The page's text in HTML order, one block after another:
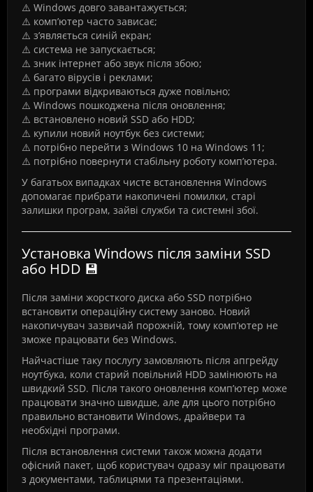
⚠️ Windows довго завантажується;
⚠️ комп’ютер часто зависає;
⚠️ з’являється синій екран;
⚠️ система не запускається;
⚠️ зник інтернет або звук після збою;
⚠️ багато вірусів і реклами;
⚠️ програми відкриваються дуже повільно;
⚠️ Windows пошкоджена після оновлення;
⚠️ встановлено новий SSD або HDD;
⚠️ купили новий ноутбук без системи;
⚠️ потрібно перейти з Windows 10 на Windows 11;
⚠️ потрібно повернути стабільну роботу комп’ютера.
У багатьох випадках чисте встановлення Windows
допомагає прибрати накопичені помилки, старі
залишки програм, зайві служби та системні збої.
Установка Windows після заміни SSD
або HDD 💾
Після заміни жорсткого диска або SSD потрібно
встановити операційну систему заново. Новий
накопичувач зазвичай порожній, тому комп’ютер не
зможе працювати без Windows.
Найчастіше таку послугу замовляють після апгрейду
ноутбука, коли старий повільний HDD замінюють на
швидкий SSD. Після такого оновлення комп’ютер може
працювати значно швидше, але для цього потрібно
правильно встановити Windows, драйвери та
необхідні програми.
Після встановлення системи також можна додати
офісний пакет, щоб користувач одразу міг працювати
з документами, таблицями та презентаціями.